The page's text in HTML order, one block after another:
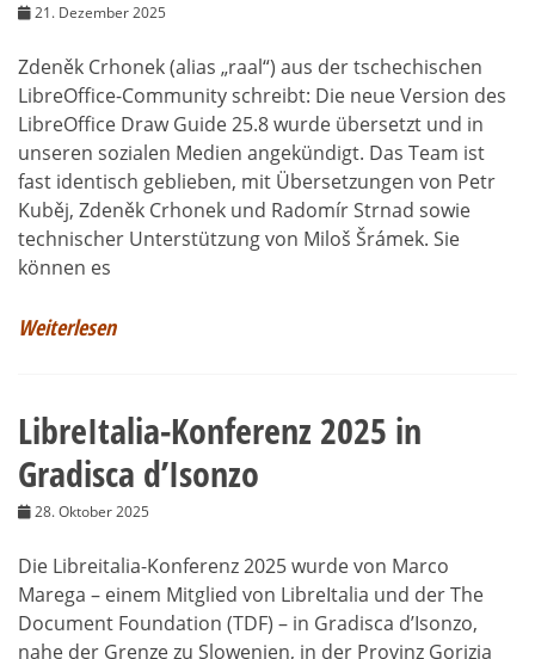
21. Dezember 2025
Zdeněk Crhonek (alias „raal“) aus der tschechischen
LibreOffice-Community schreibt: Die neue Version des
LibreOffice Draw Guide 25.8 wurde übersetzt und in
unseren sozialen Medien angekündigt. Das Team ist
fast identisch geblieben, mit Übersetzungen von Petr
Kuběj, Zdeněk Crhonek und Radomír Strnad sowie
technischer Unterstützung von Miloš Šrámek. Sie
können es
Weiterlesen
LibreItalia-Konferenz 2025 in
Gradisca d’Isonzo
28. Oktober 2025
Die Libreitalia-Konferenz 2025 wurde von Marco
Marega – einem Mitglied von LibreItalia und der The
Document Foundation (TDF) – in Gradisca d’Isonzo,
nahe der Grenze zu Slowenien, in der Provinz Gorizia